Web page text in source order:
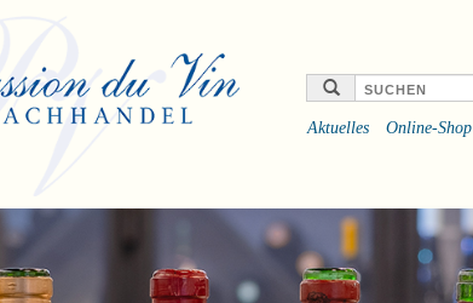
Aktuelles Online-Shop